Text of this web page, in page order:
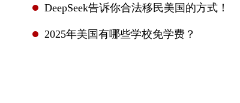
DeepSeek告诉你合法移民美国的方式！
2025年美国有哪些学校免学费？